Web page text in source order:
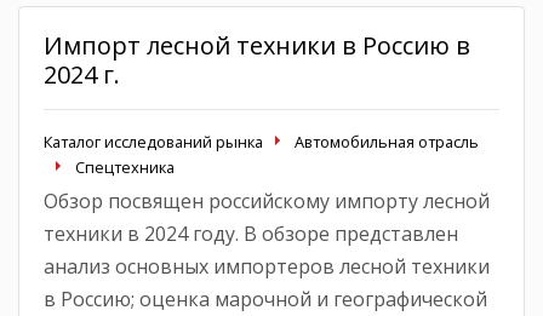
Импорт лесной техники в Россию в
2024 г.
Каталог исследований рынка
Автомобильная отрасль
Спецтехника
Обзор посвящен российскому импорту лесной
техники в 2024 году. В обзоре представлен
анализ основных импортеров лесной техники
в Россию; оценка марочной и географической